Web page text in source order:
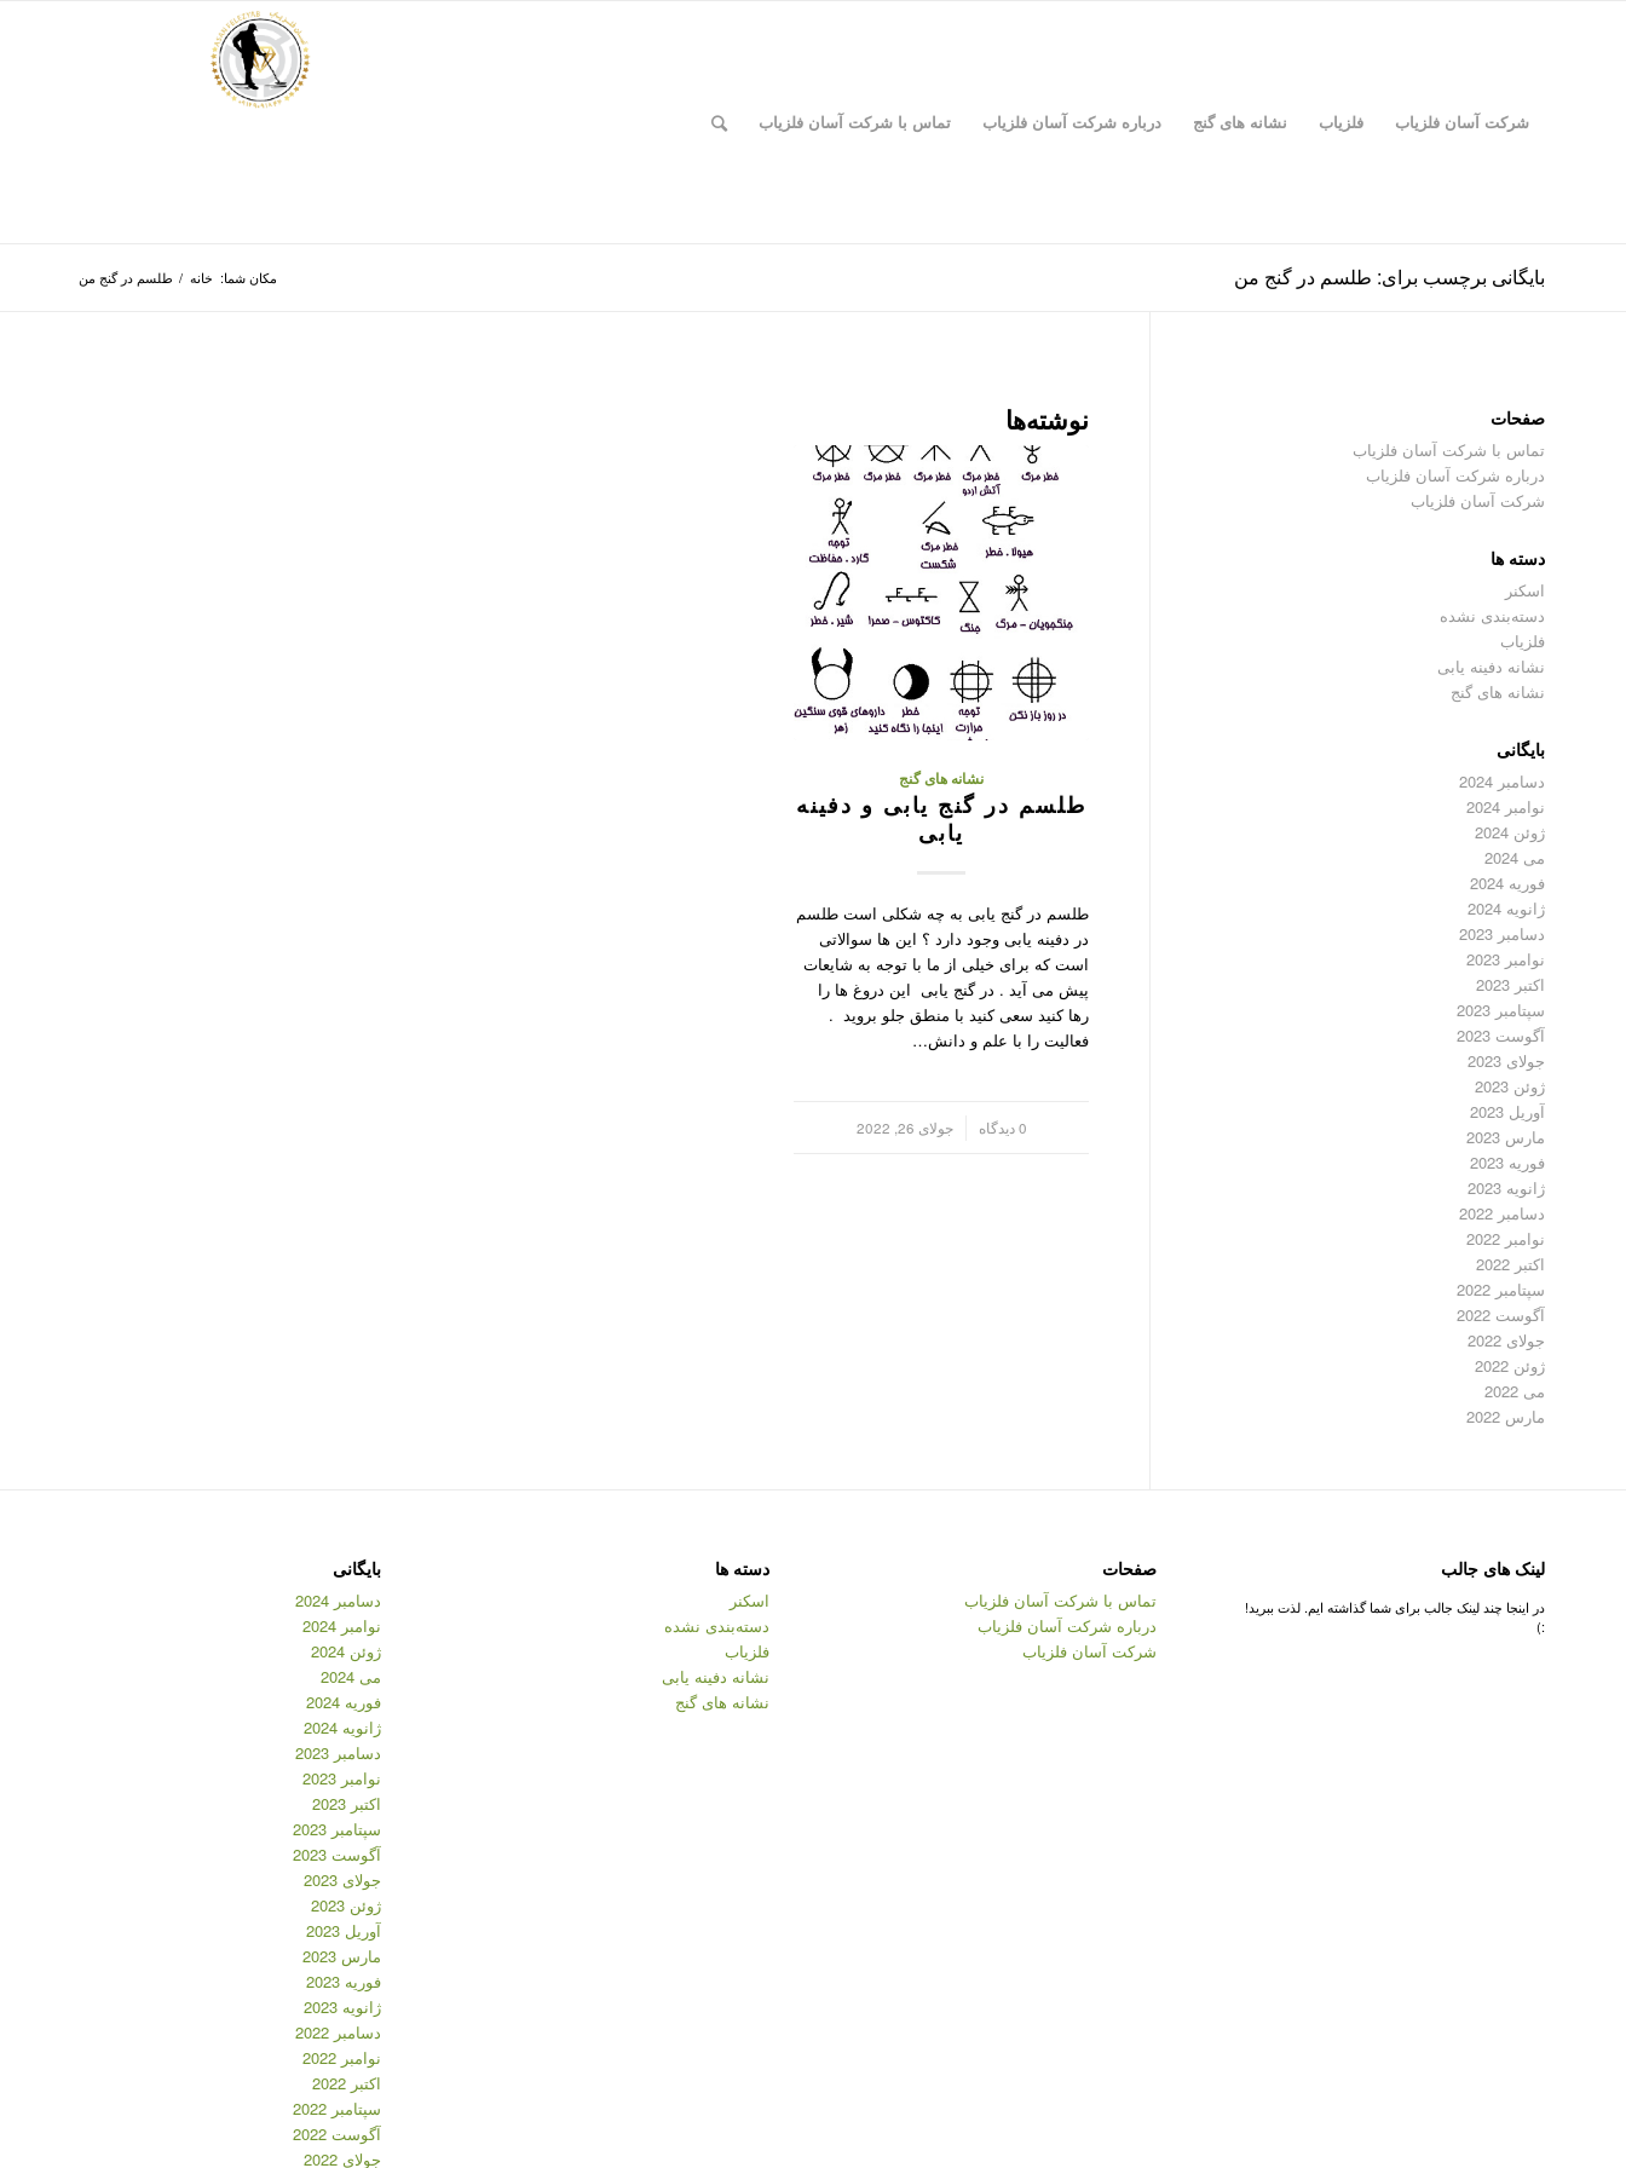
شرکت آسان فلزیاب فلزیاب نشانه های گنج درباره شرکت آسان فلزیاب تماس با شرکت آسان فلزیاب
بایگانی برچسب برای: طلسم در گنج من مکان شما: خانه / طلسم در گنج من
نوشته‌ها
نشانه های گنج
طلسم در گنج یابی و دفینه
یابی
طلسم در گنج یابی به چه شکلی است طلسم
در دفینه یابی وجود دارد ؟ این ها سوالاتی
است که برای خیلی از ما با توجه به شایعات
پیش می آید . در گنج یابی این دروغ ها را
رها کنید سعی کنید با منطق جلو بروید .
فعالیت را با علم و دانش…
0 دیدگاه جولای 26, 2022
صفحات
تماس با شرکت آسان فلزیاب
درباره شرکت آسان فلزیاب
شرکت آسان فلزیاب
دسته ها
اسکنر
دسته‌بندی نشده
فلزیاب
نشانه دفینه یابی
نشانه های گنج
بایگانی
دسامبر 2024
نوامبر 2024
ژوئن 2024
می 2024
فوریه 2024
ژانویه 2024
دسامبر 2023
نوامبر 2023
اکتبر 2023
سپتامبر 2023
آگوست 2023
جولای 2023
ژوئن 2023
آوریل 2023
مارس 2023
فوریه 2023
ژانویه 2023
دسامبر 2022
نوامبر 2022
اکتبر 2022
سپتامبر 2022
آگوست 2022
جولای 2022
ژوئن 2022
می 2022
مارس 2022
لینک های جالب
در اینجا چند لینک جالب برای شما گذاشته ایم. لذت ببرید!
:)
صفحات
تماس با شرکت آسان فلزیاب
درباره شرکت آسان فلزیاب
شرکت آسان فلزیاب
دسته ها
اسکنر
دسته‌بندی نشده
فلزیاب
نشانه دفینه یابی
نشانه های گنج
بایگانی
دسامبر 2024
نوامبر 2024
ژوئن 2024
می 2024
فوریه 2024
ژانویه 2024
دسامبر 2023
نوامبر 2023
اکتبر 2023
سپتامبر 2023
آگوست 2023
جولای 2023
ژوئن 2023
آوریل 2023
مارس 2023
فوریه 2023
ژانویه 2023
دسامبر 2022
نوامبر 2022
اکتبر 2022
سپتامبر 2022
آگوست 2022
جولای 2022